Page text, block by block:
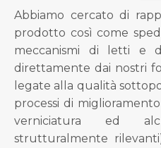
Abbiamo cercato di
prodotto così come
meccanismi di letti e
direttamente dai nostri
legate alla qualità
processi di
verniciatura ed
strutturalmente